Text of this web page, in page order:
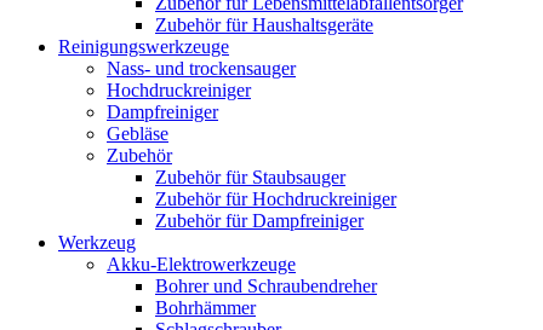
Zubehör für Haushaltsgeräte
Reinigungswerkzeuge
Nass- und trockensauger
Hochdruckreiniger
Dampfreiniger
Gebläse
Zubehör
Zubehör für Staubsauger
Zubehör für Hochdruckreiniger
Zubehör für Dampfreiniger
Werkzeug
Akku-Elektrowerkzeuge
Bohrer und Schraubendreher
Bohrhämmer